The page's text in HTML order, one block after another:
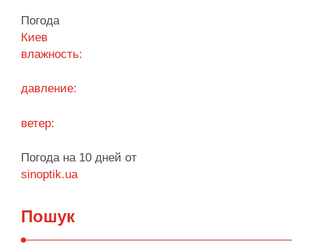
4 серпня заявив депутат Київської міської ради
від …
Погода
Киев
влажность:
давление:
ветер:
Погода на 10 дней от
sinoptik.ua
Пошук